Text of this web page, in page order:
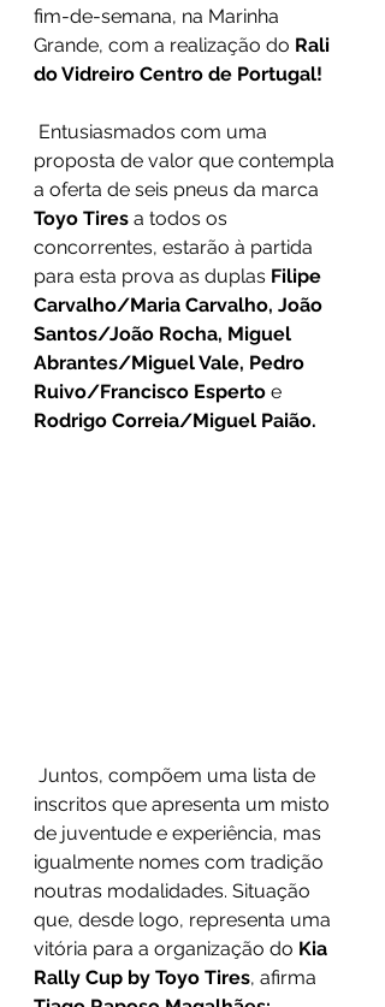
fim-de-semana, na Marinha
Grande, com a realização do Rali
do Vidreiro Centro de Portugal!
proposta de valor que contempla
a oferta de seis pneus da marca
Toyo Tires a todos os
concorrentes, estarão à partida
para esta prova as duplas Filipe
Carvalho/Maria Carvalho, João
Santos/João Rocha, Miguel
Abrantes/Miguel Vale, Pedro
Ruivo/Francisco Esperto e
Rodrigo Correia/Miguel Paião.
inscritos que apresenta um misto
de juventude e experiência, mas
igualmente nomes com tradição
noutras modalidades. Situação
que, desde logo, representa uma
vitória para a organização do Kia
Rally Cup by Toyo Tires, afirma